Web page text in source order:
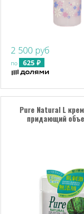
2 500 руб
по 625 ₽
Pure Natural L
придающий